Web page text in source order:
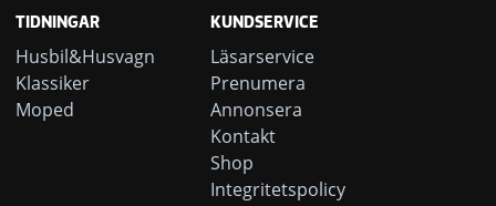
TIDNINGAR
Husbil&Husvagn
Klassiker
Moped
KUNDSERVICE
Läsarservice
Prenumera
Annonsera
Kontakt
Shop
Integritetspolicy